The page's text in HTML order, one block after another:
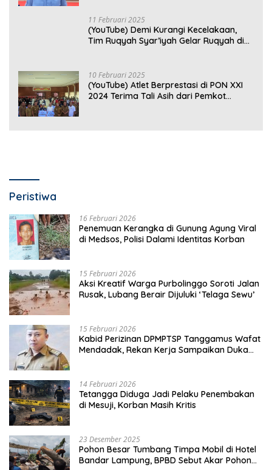
11 Februari 2025
(YouTube) Demi Kurangi Kecelakaan,
Tim Ruqyah Syar’iyah Gelar Ruqyah di
10 Februari 2025
(YouTube) Atlet Berprestasi di PON XXI
2024 Terima Tali Asih dari Pemkot
Peristiwa
16 Februari 2026
Penemuan Kerangka di Gunung Agung Viral
di Medsos, Polisi Dalami Identitas Korban
15 Februari 2026
Aksi Kreatif Warga Purbolinggo Soroti Jalan
Rusak, Lubang Berair Dijuluki ‘Telaga Sewu’
15 Februari 2026
Kabid Perizinan DPMPTSP Tanggamus Wafat
Mendadak, Rekan Kerja Sampaikan Duka
14 Februari 2026
Tetangga Diduga Jadi Pelaku Penembakan
di Mesuji, Korban Masih Kritis
23 Desember 2025
Pohon Besar Tumbang Timpa Mobil di Hotel
Bandar Lampung, BPBD Sebut Akar Pohon